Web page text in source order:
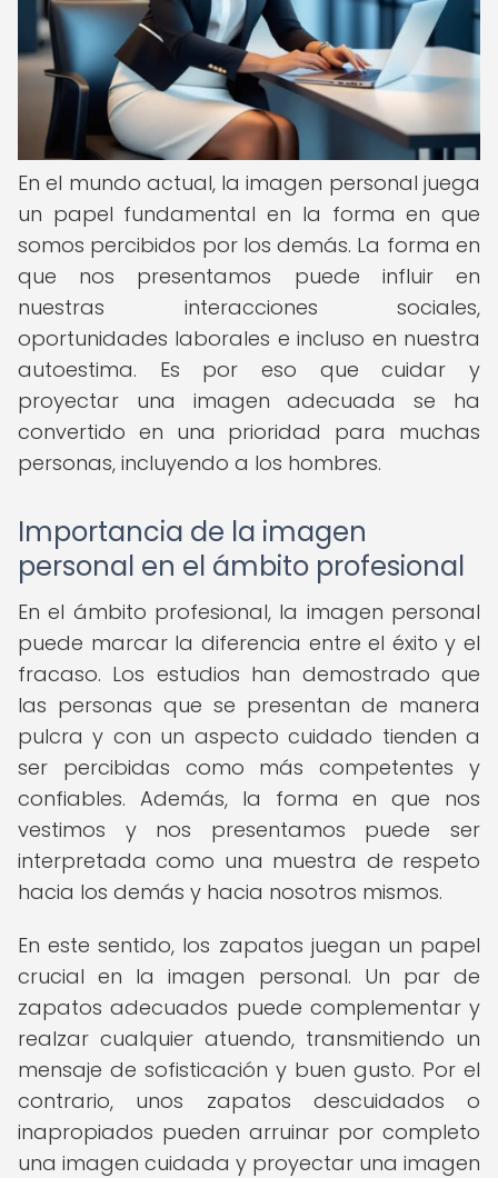
En el mundo actual, la imagen personal juega
un papel fundamental en la forma en que
somos percibidos por los demás. La forma en
que nos presentamos puede influir en
nuestras interacciones sociales,
oportunidades laborales e incluso en nuestra
autoestima. Es por eso que cuidar y
proyectar una imagen adecuada se ha
convertido en una prioridad para muchas
personas, incluyendo a los hombres.
Importancia de la imagen
personal en el ámbito profesional
En el ámbito profesional, la imagen personal
puede marcar la diferencia entre el éxito y el
fracaso. Los estudios han demostrado que
las personas que se presentan de manera
pulcra y con un aspecto cuidado tienden a
ser percibidas como más competentes y
confiables. Además, la forma en que nos
vestimos y nos presentamos puede ser
interpretada como una muestra de respeto
hacia los demás y hacia nosotros mismos.
En este sentido, los zapatos juegan un papel
crucial en la imagen personal. Un par de
zapatos adecuados puede complementar y
realzar cualquier atuendo, transmitiendo un
mensaje de sofisticación y buen gusto. Por el
contrario, unos zapatos descuidados o
inapropiados pueden arruinar por completo
una imagen cuidada y proyectar una imagen